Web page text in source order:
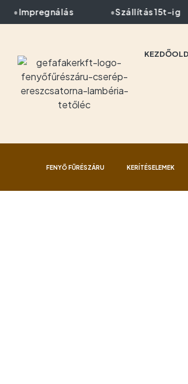
Impregnálás Szállítás 15t-ig
FENYŐ FŰRÉSZÁRU KERÍTÉSELEMEK